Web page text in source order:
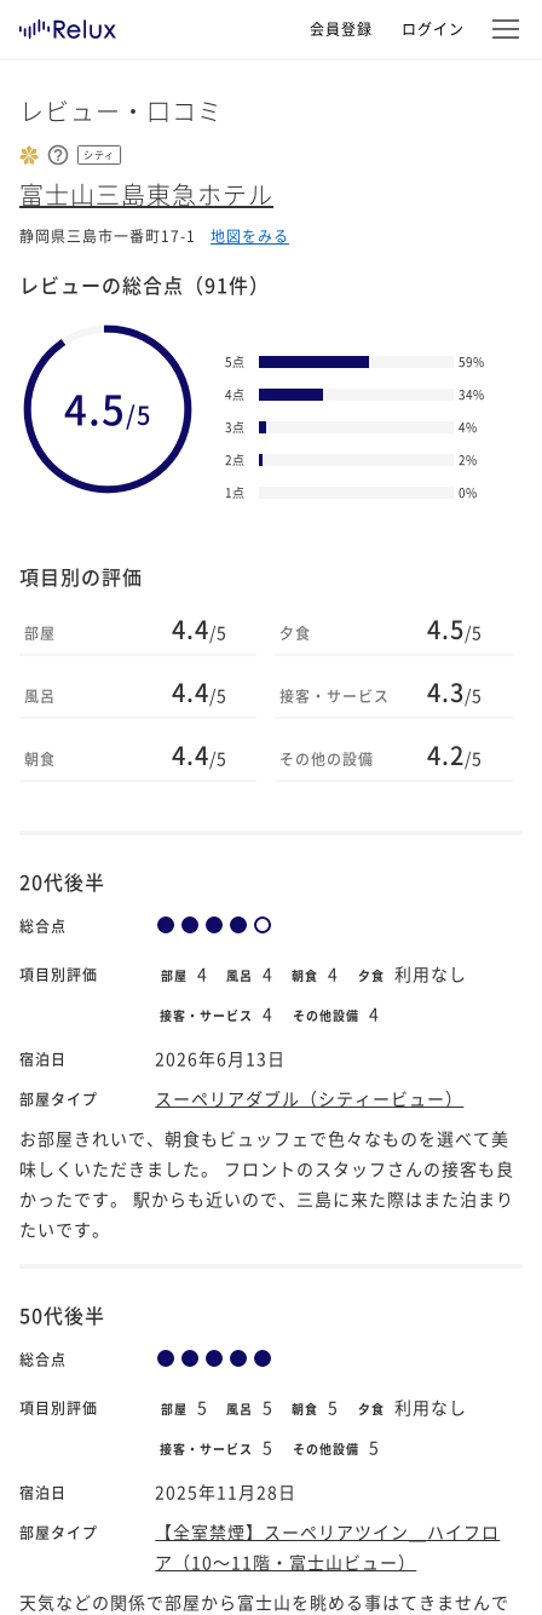
会員登録 ログイン
レビュー・口コミ
シティ
富士山三島東急ホテル
静岡県三島市一番町17-1 地図をみる
レビューの総合点 （91件）
4.5/5
5点 59%
4点
34%
3点
4%
2点
2%
1点
0%
項目別の評価
部屋 4.4/5
風呂 4.4/5
朝食 4.4/5
夕食 4.5/5
接客・サービス 4.3/5
その他の設備 4.2/5
20代後半
総合点
項目別評価 部屋 4 風呂 4 朝食 4 夕食 利用なし
接客・サービス 4 その他設備 4
宿泊日 2026年6月13日
部屋タイプ
スーペリアダブル（シティービュー）
お部屋きれいで、朝食もビュッフェで色々なものを選べて美
味しくいただきました。 フロントのスタッフさんの接客も良
かったです。 駅からも近いので、三島に来た際はまた泊まり
たいです。
50代後半
総合点
項目別評価 部屋 5 風呂 5 朝食 5 夕食 利用なし
接客・サービス 5 その他設備 5
宿泊日 2025年11月28日
部屋タイプ
【全室禁煙】スーペリアツイン＿ハイフロ
ア（10～11階・富士山ビュー）
天気などの関係で部屋から富士山を眺める事はてきませんで